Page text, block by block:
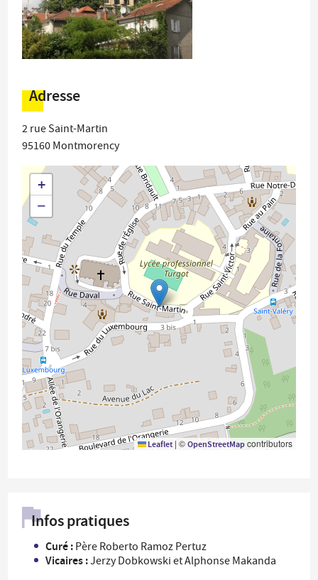
Adresse
2 rue Saint-Martin
95160 Montmorency
+
−
Leaflet | ©OpenStreetMapcontributors
Infos pratiques
Curé : Père Roberto Ramoz Pertuz
Vicaires :Jerzy Dobkowski et Alphonse Makanda